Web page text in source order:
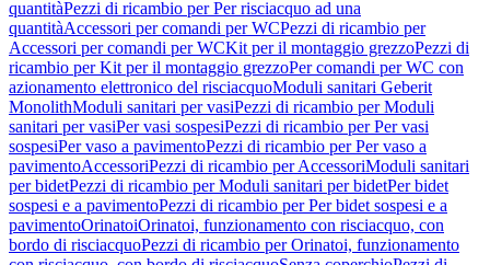
quantitàPezzi di ricambio per Per risciacquo ad una
quantitàAccessori per comandi per WCPezzi di ricambio per
Accessori per comandi per WCKit per il montaggio grezzoPezzi di
ricambio per Kit per il montaggio grezzoPer comandi per WC con
azionamento elettronico del risciacquoModuli sanitari Geberit
MonolithModuli sanitari per vasiPezzi di ricambio per Moduli
sanitari per vasiPer vasi sospesiPezzi di ricambio per Per vasi
sospesiPer vaso a pavimentoPezzi di ricambio per Per vaso a
pavimentoAccessoriPezzi di ricambio per AccessoriModuli sanitari
per bidetPezzi di ricambio per Moduli sanitari per bidetPer bidet
sospesi e a pavimentoPezzi di ricambio per Per bidet sospesi e a
pavimentoOrinatoiOrinatoi, funzionamento con risciacquo, con
bordo di risciacquoPezzi di ricambio per Orinatoi, funzionamento